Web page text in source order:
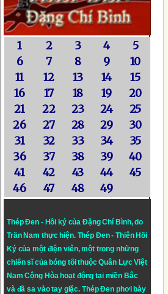
1 2 3 4
5
6
7 8 9
10
11
12 13 14
15
16
17 18 19
20
21
22 23 24
25
26
27 28 29
30
31
32 33 34
35
36
37 38 39
40
41
42 43 44
45
46
47 48 49
Thép Đen - Hồi ký của Đặng Chí Bình, do
Trần Nam thực hiện. Thép Đen- Thiên Hồi
Ký của một điện viên, một trong những
chiến sĩ của bóng tối thuộc Quân Lực Việt
Nam Cộng Hòa hoạt động tại miền Bắc
và đã sa vào tay giặc. Thép Đen phơi bày